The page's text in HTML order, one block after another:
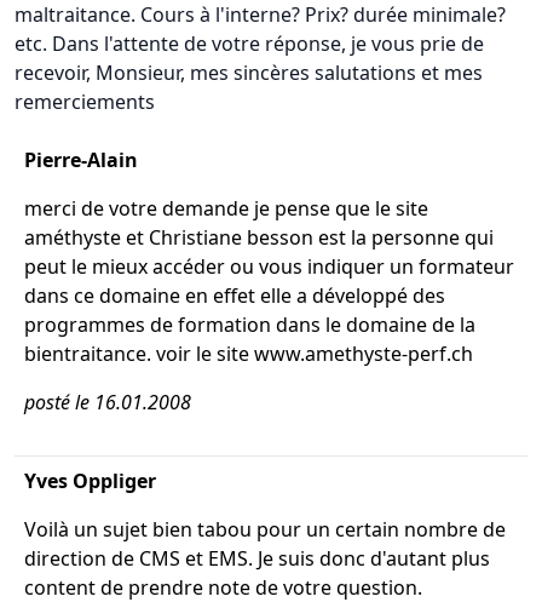
maltraitance. Cours à l'interne? Prix? durée minimale?
etc. Dans l'attente de votre réponse, je vous prie de
recevoir, Monsieur, mes sincères salutations et mes
remerciements
Pierre-Alain
merci de votre demande je pense que le site
améthyste et Christiane besson est la personne qui
peut le mieux accéder ou vous indiquer un formateur
dans ce domaine en effet elle a développé des
programmes de formation dans le domaine de la
bientraitance. voir le site www.amethyste-perf.ch
posté le 16.01.2008
Yves Oppliger
Voilà un sujet bien tabou pour un certain nombre de
direction de CMS et EMS. Je suis donc d'autant plus
content de prendre note de votre question.